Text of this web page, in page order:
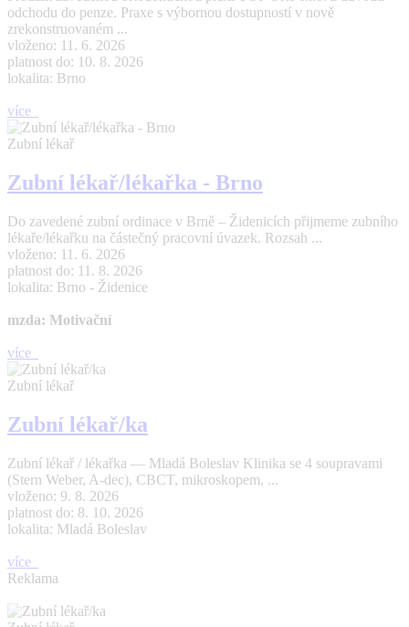
odchodu do penze. Praxe s výbornou dostupností v nově
zrekonstruovaném ...
vloženo: 11. 6. 2026
platnost do: 10. 8. 2026
lokalita: Brno
více
Zubní lékař
Zubní lékař/lékařka - Brno
Do zavedené zubní ordinace v Brně – Židenicích přijmeme zubního
lékaře/lékařku na částečný pracovní úvazek. Rozsah ...
vloženo: 11. 6. 2026
platnost do: 11. 8. 2026
lokalita: Brno - Židenice
mzda: Motivační
více
Zubní lékař
Zubní lékař/ka
Zubní lékař / lékařka — Mladá Boleslav Klinika se 4 soupravami
(Stern Weber, A-dec), CBCT, mikroskopem, ...
vloženo: 9. 8. 2026
platnost do: 8. 10. 2026
lokalita: Mladá Boleslav
více
Reklama